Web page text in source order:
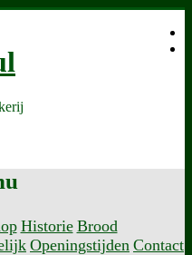
Historie Brood
Openingstijden Contact